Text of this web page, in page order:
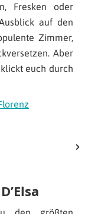
Fresken oder
auf den
Zimmer,
Aber
euch durch